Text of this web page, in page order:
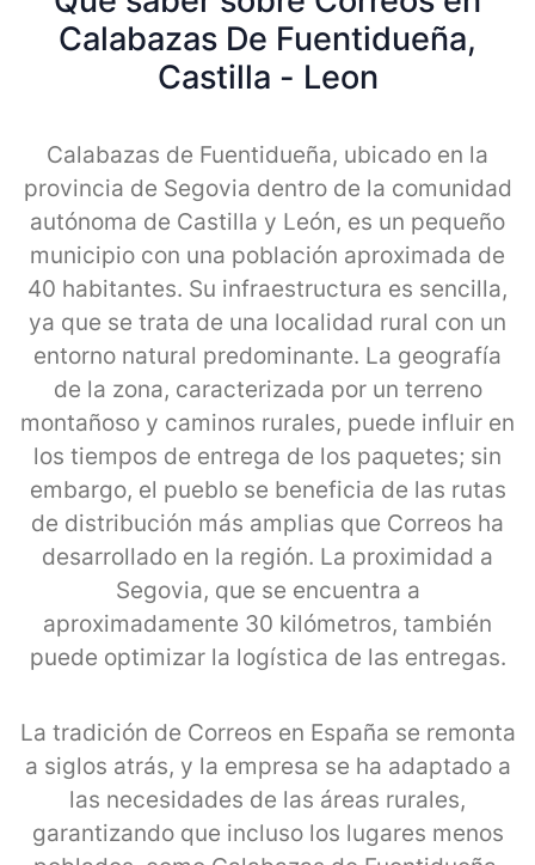
Calabazas De Fuentidueña,
Castilla - Leon
Calabazas de Fuentidueña, ubicado en la
provincia de Segovia dentro de la comunidad
autónoma de Castilla y León, es un pequeño
municipio con una población aproximada de
40 habitantes. Su infraestructura es sencilla,
ya que se trata de una localidad rural con un
entorno natural predominante. La geografía
de la zona, caracterizada por un terreno
montañoso y caminos rurales, puede influir en
los tiempos de entrega de los paquetes; sin
embargo, el pueblo se beneficia de las rutas
de distribución más amplias que Correos ha
desarrollado en la región. La proximidad a
Segovia, que se encuentra a
aproximadamente 30 kilómetros, también
puede optimizar la logística de las entregas.
La tradición de Correos en España se remonta
a siglos atrás, y la empresa se ha adaptado a
las necesidades de las áreas rurales,
garantizando que incluso los lugares menos